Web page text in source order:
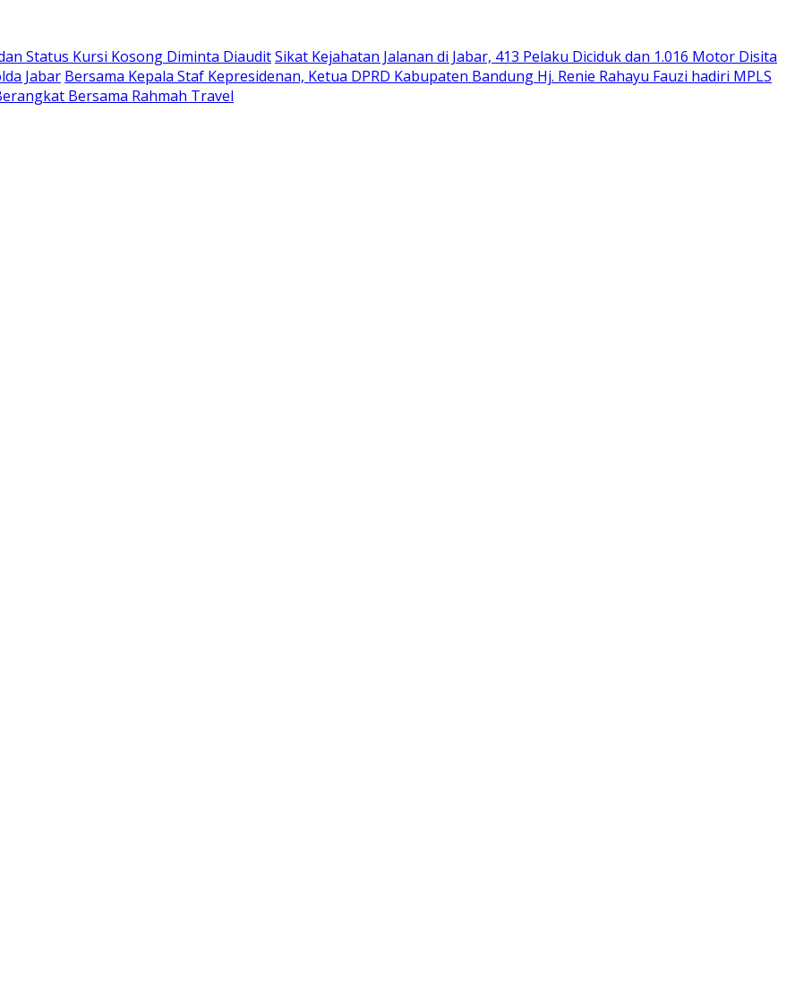
Status Kursi Kosong Diminta DiauditSikat Kejahatan Jalanan di Jabar, 413 Pelaku Diciduk dan 1.016 Motor Disita
Jabar Bersama Kepala Staf Kepresidenan, Ketua DPRD Kabupaten Bandung Hj. Renie Rahayu Fauzi hadiri MPLS
Bersama Rahmah Travel